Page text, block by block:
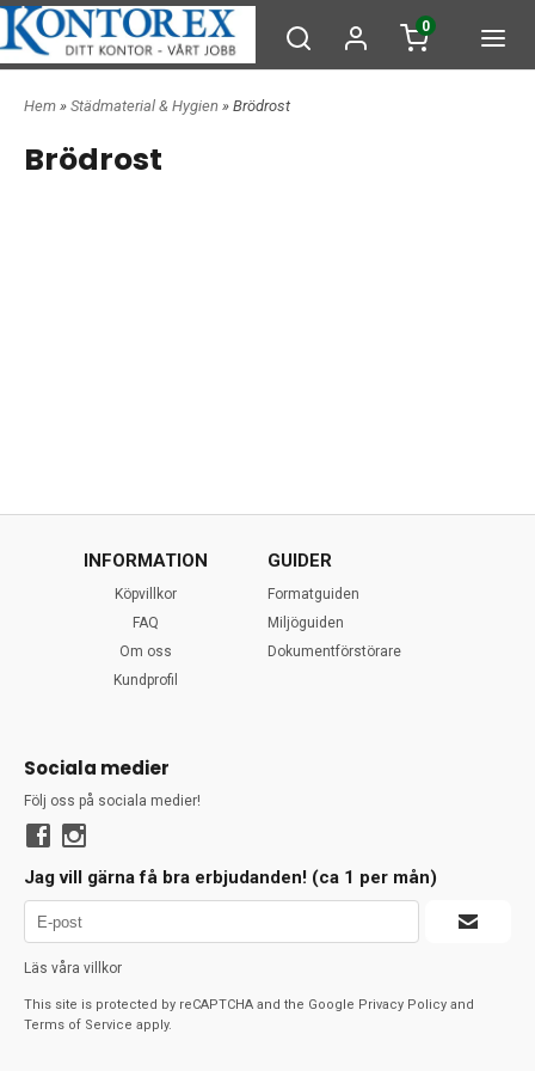
0
Hem » Städmaterial & Hygien » Brödrost
Brödrost
INFORMATION
Köpvillkor
FAQ
Om oss
Kundprofil
GUIDER
Formatguiden
Miljöguiden
Dokumentförstörare
Sociala medier
Följ oss på sociala medier!
Jag vill gärna få bra erbjudanden! (ca 1 per mån)
Läs våra villkor
This site is protected by reCAPTCHA and the Google Privacy Policy and
Terms of Service apply.